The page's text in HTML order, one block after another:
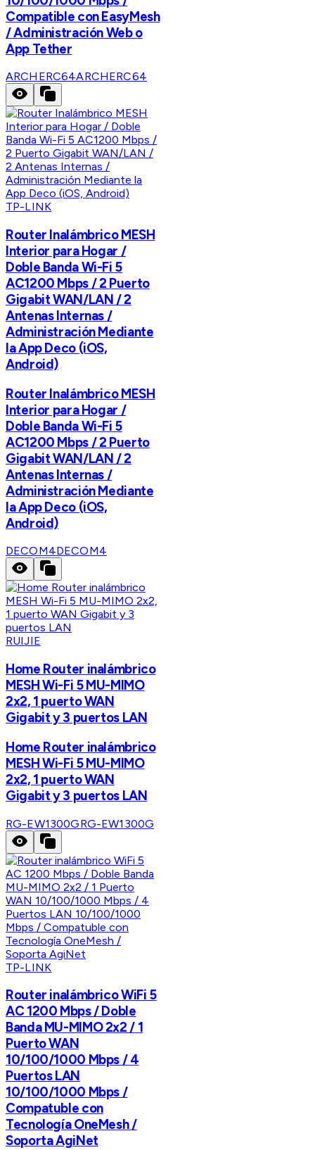
Compatible con EasyMesh
/ Administración Web o
App Tether
ARCHERC64ARCHERC64
TP-LINK
Router Inalámbrico MESH
Interior para Hogar /
Doble Banda Wi-Fi 5
AC1200 Mbps / 2 Puerto
Gigabit WAN/LAN / 2
Antenas Internas /
Administración Mediante
la App Deco (iOS,
Android)
Router Inalámbrico MESH
Interior para Hogar /
Doble Banda Wi-Fi 5
AC1200 Mbps / 2 Puerto
Gigabit WAN/LAN / 2
Antenas Internas /
Administración Mediante
la App Deco (iOS,
Android)
DECOM4DECOM4
RUIJIE
Home Router inalámbrico
MESH Wi-Fi 5 MU-MIMO
2x2, 1 puerto WAN
Gigabit y 3 puertos LAN
Home Router inalámbrico
MESH Wi-Fi 5 MU-MIMO
2x2, 1 puerto WAN
Gigabit y 3 puertos LAN
RG-EW1300GRG-EW1300G
TP-LINK
Router inalámbrico WiFi 5
AC 1200 Mbps / Doble
Banda MU-MIMO 2x2 / 1
Puerto WAN
10/100/1000 Mbps / 4
Puertos LAN
10/100/1000 Mbps /
Compatuble con
Tecnología OneMesh /
Soporta AgiNet